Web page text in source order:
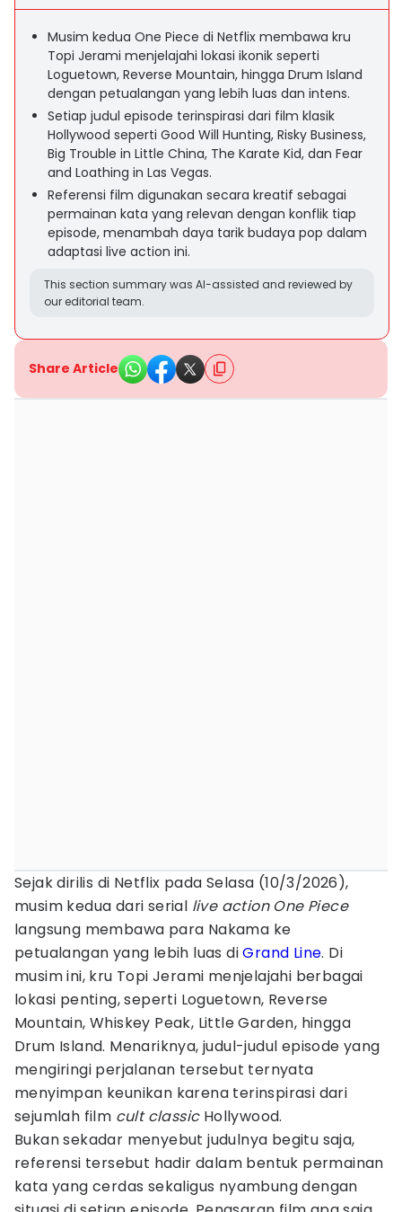
Musim kedua One Piece di Netflix membawa kru
Topi Jerami menjelajahi lokasi ikonik seperti
Loguetown, Reverse Mountain, hingga Drum Island
dengan petualangan yang lebih luas dan intens.
Setiap judul episode terinspirasi dari film klasik
Hollywood seperti Good Will Hunting, Risky Business,
Big Trouble in Little China, The Karate Kid, dan Fear
and Loathing in Las Vegas.
Referensi film digunakan secara kreatif sebagai
permainan kata yang relevan dengan konflik tiap
episode, menambah daya tarik budaya pop dalam
adaptasi live action ini.
This section summary was AI-assisted and reviewed by
our editorial team.
Share Article
Sejak dirilis di Netflix pada Selasa (10/3/2026),
musim kedua dari serial live action One Piece
langsung membawa para Nakama ke
petualangan yang lebih luas diGrand Line. Di
musim ini, kru Topi Jerami menjelajahi berbagai
lokasi penting, seperti Loguetown, Reverse
Mountain, Whiskey Peak, Little Garden, hingga
Drum Island. Menariknya, judul-judul episode yang
mengiringi perjalanan tersebut ternyata
menyimpan keunikan karena terinspirasi dari
sejumlah film cult classicHollywood.
Bukan sekadar menyebut judulnya begitu saja,
referensi tersebut hadir dalam bentuk permainan
kata yang cerdas sekaligus nyambung dengan